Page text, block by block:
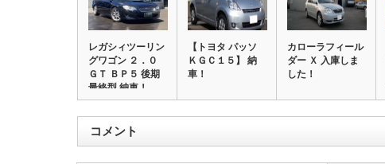
レガシィツーリン
グワゴン ２．０
ＧＴ ＢＰ５ 後期
最終型 納車！…
【トヨタ パッソ
ＫＧＣ１５】 納
車！
カローラフィール
ダー Ｘ 入庫しま
した！
コメント